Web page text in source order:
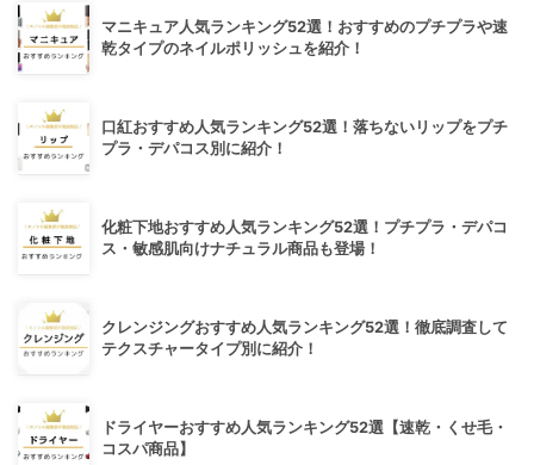
マニキュア人気ランキング52選！おすすめのプチプラや速
乾タイプのネイルポリッシュを紹介！
口紅おすすめ人気ランキング52選！落ちないリップをプチ
プラ・デパコス別に紹介！
化粧下地おすすめ人気ランキング52選！プチプラ・デパコ
ス・敏感肌向けナチュラル商品も登場！
クレンジングおすすめ人気ランキング52選！徹底調査して
テクスチャータイプ別に紹介！
ドライヤーおすすめ人気ランキング52選【速乾・くせ毛・
コスパ商品】